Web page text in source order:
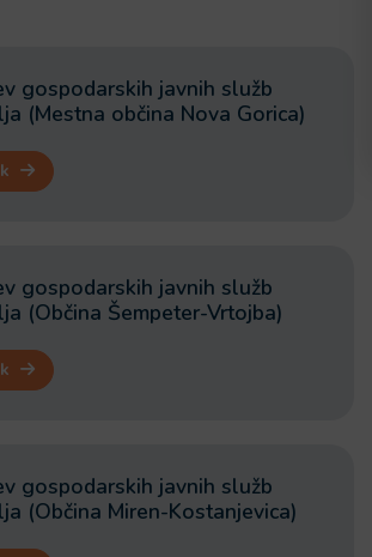
gospodarskih javnih služb
(Mestna občina Nova Gorica)
gospodarskih javnih služb
(Občina Šempeter-Vrtojba)
gospodarskih javnih služb
(Občina Miren-Kostanjevica)